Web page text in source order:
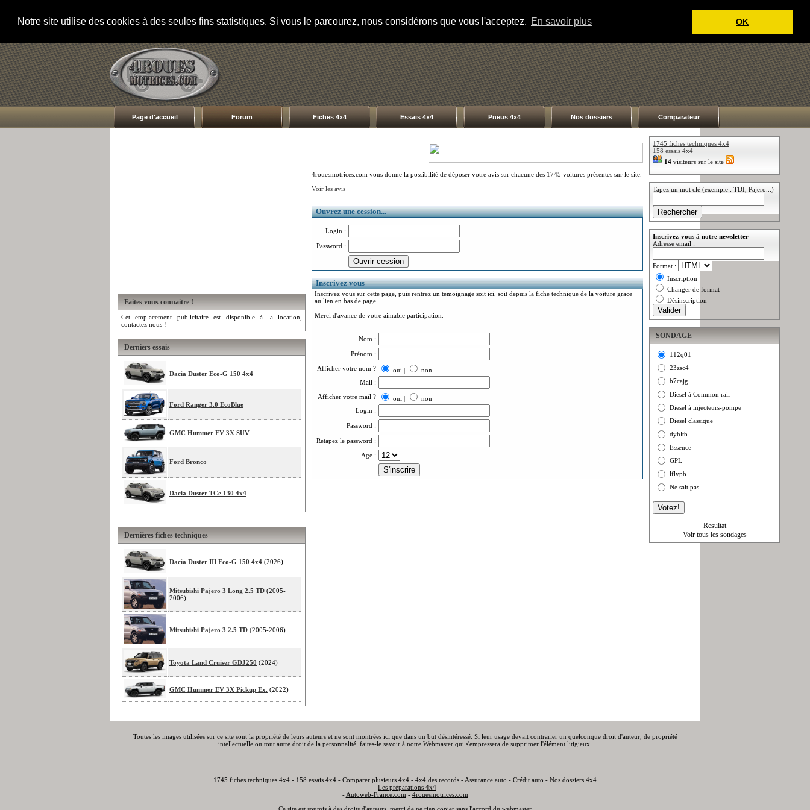
Notre site utilise des cookies à des seules fins statistiques. Si vous le parcourez, nous considérons que vous l'acceptez. En savoir plus OK
Page d'accueil Forum Fiches 4x4 Essais 4x4 Pneus 4x4 Nos dossiers Comparateur
Faites vous connaitre !
Cet emplacement publicitaire est disponible à la location,
contactez nous !
Derniers essais
Dacia Duster Eco-G 150 4x4
Ford Ranger 3.0 EcoBlue
GMC Hummer EV 3X SUV
Ford Bronco
Dacia Duster TCe 130 4x4
Dernières fiches techniques
Dacia Duster III Eco-G 150 4x4 (2026)
Mitsubishi Pajero 3 Long 2.5 TD (2005-
2006)
Mitsubishi Pajero 3 2.5 TD (2005-2006)
Toyota Land Cruiser GDJ250 (2024)
GMC Hummer EV 3X Pickup Ex. (2022)
4rouesmotrices.com vous donne la possibilité de déposer votre avis sur chacune des 1745 voitures présentes sur le site.
Voir les avis
Ouvrez une cession...
Login :
Password :
Inscrivez vous
Inscrivez vous sur cette page, puis rentrez un temoignage soit ici, soit depuis la fiche technique de la voiture grace
au lien en bas de page.
Merci d'avance de votre aimable participation.
Nom :
Prénom :
Afficher votre nom ?
oui |
non
Mail :
Afficher votre mail ?
oui |
non
Login :
Password :
Retapez le password :
Age :
1745 fiches techniques 4x4
158 essais 4x4
14 visiteurs sur le site
Tapez un mot clé (exemple : TDI, Pajero...)
Inscrivez-vous à notre newsletter
Adresse email :
Format :
Inscription
Changer de format
Désinscription
SONDAGE
112q01
23zsc4
b7cajg
Diesel à Common rail
Diesel à injecteurs-pompe
Diesel classique
dyhltb
Essence
GPL
lflypb
Ne sait pas
Resultat
Voir tous les sondages
Toutes les images utilisées sur ce site sont la propriété de leurs auteurs et ne sont montrées ici que dans un but désintéressé. Si leur usage devait contrarier un quelconque droit d'auteur, de propriété
intellectuelle ou tout autre droit de la personnalité, faites-le savoir à notre Webmaster qui s'empressera de supprimer l'élément litigieux.
1745 fiches techniques 4x4 - 158 essais 4x4 - Comparer plusieurs 4x4 - 4x4 des records - Assurance auto - Crédit auto - Nos dossiers 4x4
- Les préparations 4x4
- Autoweb-France.com - 4rouesmotrices.com
Ce site est soumis à des droits d'auteurs, merci de ne rien copier sans l'accord du webmaster